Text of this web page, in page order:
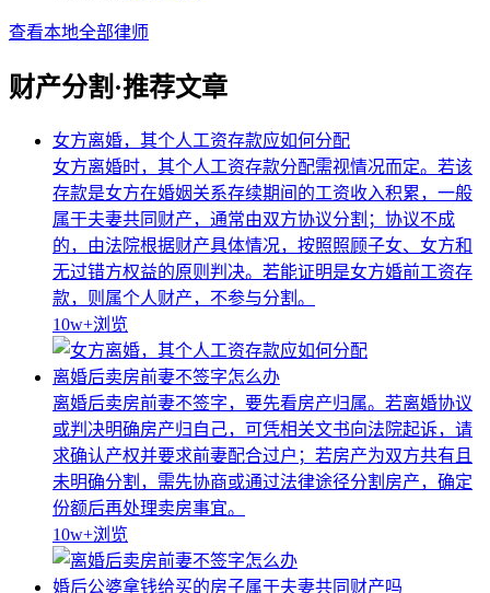
查看本地全部律师
财产分割·推荐文章
女方离婚，其个人工资存款应如何分配
女方离婚时，其个人工资存款分配需视情况而定。若该
存款是女方在婚姻关系存续期间的工资收入积累，一般
属于夫妻共同财产，通常由双方协议分割；协议不成
的，由法院根据财产具体情况，按照照顾子女、女方和
无过错方权益的原则判决。若能证明是女方婚前工资存
款，则属个人财产，不参与分割。
10w+浏览
离婚后卖房前妻不签字怎么办
离婚后卖房前妻不签字，要先看房产归属。若离婚协议
或判决明确房产归自己，可凭相关文书向法院起诉，请
求确认产权并要求前妻配合过户；若房产为双方共有且
未明确分割，需先协商或通过法律途径分割房产，确定
份额后再处理卖房事宜。
10w+浏览
婚后公婆拿钱给买的房子属于夫妻共同财产吗